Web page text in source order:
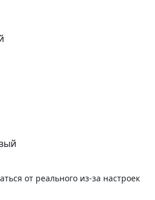
от реального из-за настроек